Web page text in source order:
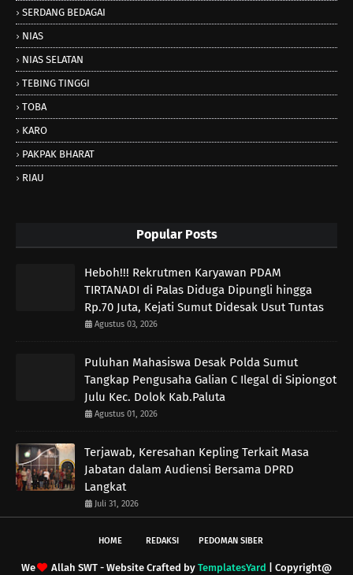
SERDANG BEDAGAI
NIAS
NIAS SELATAN
TEBING TINGGI
TOBA
KARO
PAKPAK BHARAT
RIAU
Popular Posts
Heboh!!! Rekrutmen Karyawan PDAM
TIRTANADI di Palas Diduga Dipungli hingga
Rp.70 Juta, Kejati Sumut Didesak Usut Tuntas
Agustus 03, 2026
Puluhan Mahasiswa Desak Polda Sumut
Tangkap Pengusaha Galian C Ilegal di Sipiongot
Julu Kec. Dolok Kab.Paluta
Agustus 01, 2026
Terjawab, Keresahan Kepling Terkait Masa
Jabatan dalam Audiensi Bersama DPRD
Langkat
Juli 31, 2026
HOME REDAKSI PEDOMAN SIBER
We Allah SWT - Website Crafted by TemplatesYard | Copyright@